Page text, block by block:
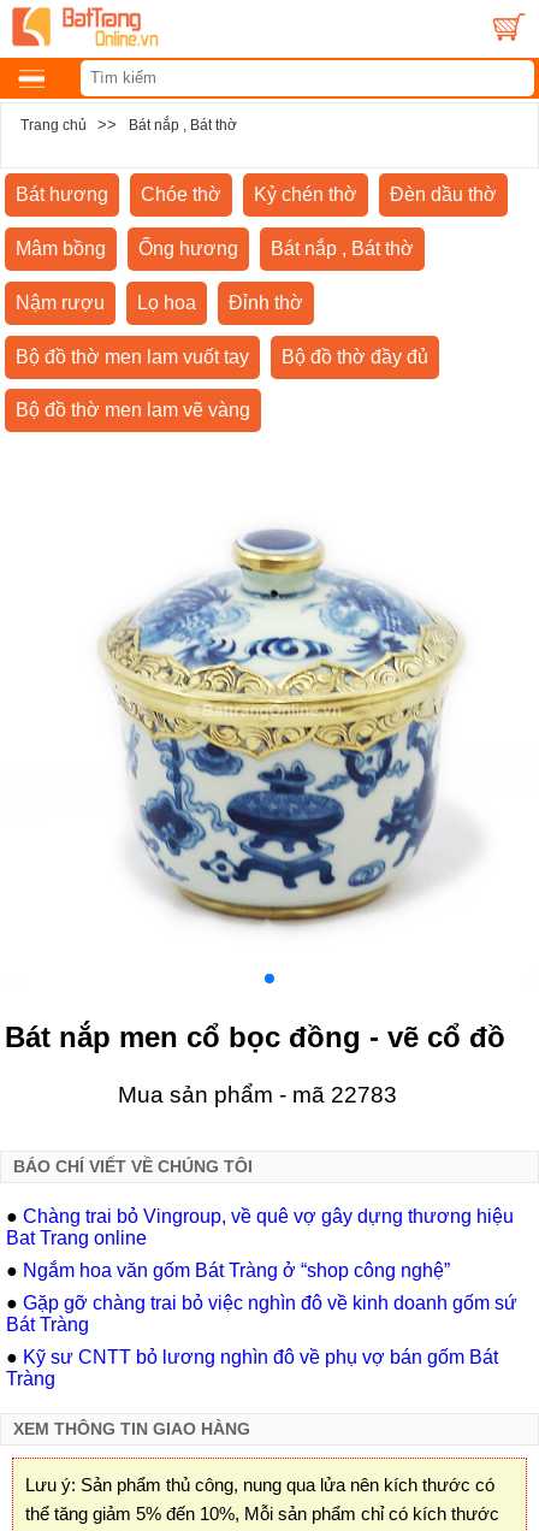
Trang chủ >> Bát nắp , Bát thờ
Bát hương Chóe thờ Kỷ chén thờ Đèn dầu thờ
Mâm bồng Ống hương Bát nắp , Bát thờ
Nậm rượu Lọ hoa Đỉnh thờ
Bộ đồ thờ men lam vuốt tay Bộ đồ thờ đầy đủ
Bộ đồ thờ men lam vẽ vàng
Bát nắp men cổ bọc đồng - vẽ cổ đồ
Mua sản phẩm - mã 22783
BÁO CHÍ VIẾT VỀ CHÚNG TÔI
● Chàng trai bỏ Vingroup, về quê vợ gây dựng thương hiệu
Bat Trang online
● Ngắm hoa văn gốm Bát Tràng ở “shop công nghệ”
● Gặp gỡ chàng trai bỏ việc nghìn đô về kinh doanh gốm sứ
Bát Tràng
● Kỹ sư CNTT bỏ lương nghìn đô về phụ vợ bán gốm Bát
Tràng
XEM THÔNG TIN GIAO HÀNG
Lưu ý: Sản phẩm thủ công, nung qua lửa nên kích thước có
thể tăng giảm 5% đến 10%, Mỗi sản phẩm chỉ có kích thước